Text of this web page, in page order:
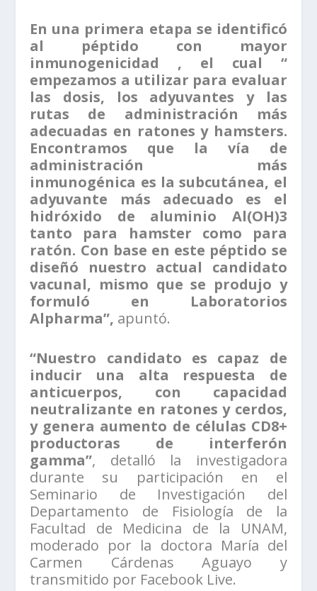
En una primera etapa se identificó
al péptido con mayor
inmunogenicidad , el cual “
empezamos a utilizar para evaluar
las dosis, los adyuvantes y las
rutas de administración más
adecuadas en ratones y hamsters.
Encontramos que la vía de
administración más
inmunogénica es la subcutánea, el
adyuvante más adecuado es el
hidróxido de aluminio Al(OH)3
tanto para hamster como para
ratón. Con base en este péptido se
diseñó nuestro actual candidato
vacunal, mismo que se produjo y
formuló en Laboratorios
Alpharma”, apuntó.
“Nuestro candidato es capaz de
inducir una alta respuesta de
anticuerpos, con capacidad
neutralizante en ratones y cerdos,
y genera aumento de células CD8+
productoras de interferón
gamma”, detalló la investigadora
durante su participación en el
Seminario de Investigación del
Departamento de Fisiología de la
Facultad de Medicina de la UNAM,
moderado por la doctora María del
Carmen Cárdenas Aguayo y
transmitido por Facebook Live.